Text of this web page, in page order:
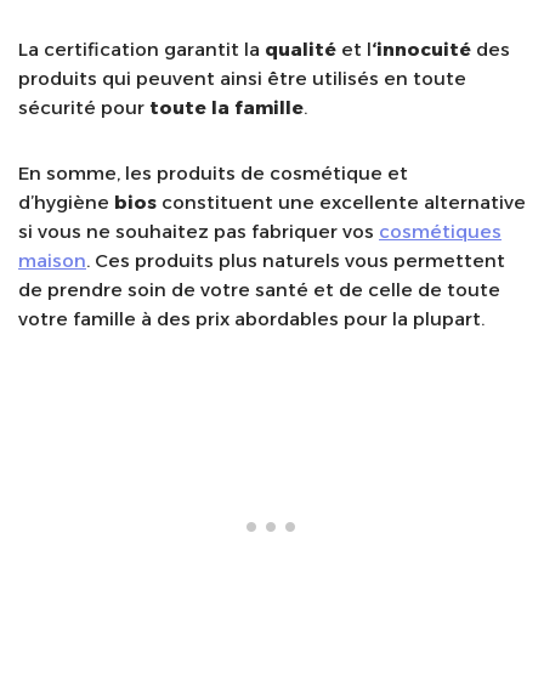
La certification garantit la qualité et l‘innocuité des
produits qui peuvent ainsi être utilisés en toute
sécurité pour toute la famille.
En somme, les produits de cosmétique et
d’hygiène bios constituent une excellente alternative
si vous ne souhaitez pas fabriquer vos cosmétiques
maison. Ces produits plus naturels vous permettent
de prendre soin de votre santé et de celle de toute
votre famille à des prix abordables pour la plupart.